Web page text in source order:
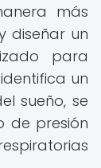
más
diseñar un
para
un
sueño, se
de presión